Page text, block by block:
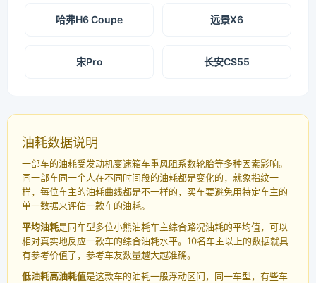
哈弗H6 Coupe 远景X6
宋Pro 长安CS55
油耗数据说明
一部车的油耗受发动机变速箱车重风阻系数轮胎等多种因素影响。
同一部车同一个人在不同时间段的油耗都是变化的，就象指纹一
样，每位车主的油耗曲线都是不一样的，买车要避免用特定车主的
单一数据来评估一款车的油耗。
平均油耗是同车型多位小熊油耗车主综合路况油耗的平均值，可以
相对真实地反应一款车的综合油耗水平。10名车主以上的数据就具
有参考价值了，参考车友数量越大越准确。
低油耗高油耗值是这款车的油耗一般浮动区间，同一车型，有些车